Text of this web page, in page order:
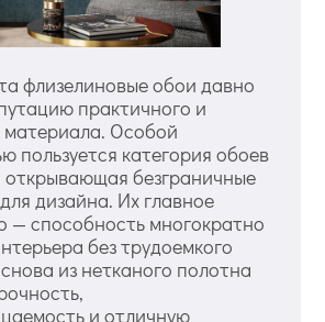
флизелиновые обои давно
практичного и
материала. Особой
пользуется категория обоев
открывающая безграничные
дизайна. Их главное
— способность многократно
без трудоемкого
из нетканого полотна
и отличную